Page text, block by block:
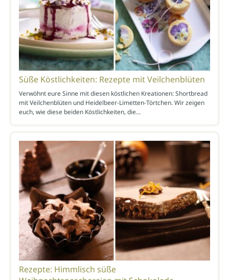
Süße Köstlichkeiten: Rezepte mit Veilchenblüten
Verwöhnt eure Sinne mit diesen köstlichen Kreationen: Shortbread
mit Veilchenblüten und Heidelbeer-Limetten-Törtchen. Wir zeigen
euch, wie diese beiden Köstlichkeiten, die…
Rezepte: Himmlisch süße